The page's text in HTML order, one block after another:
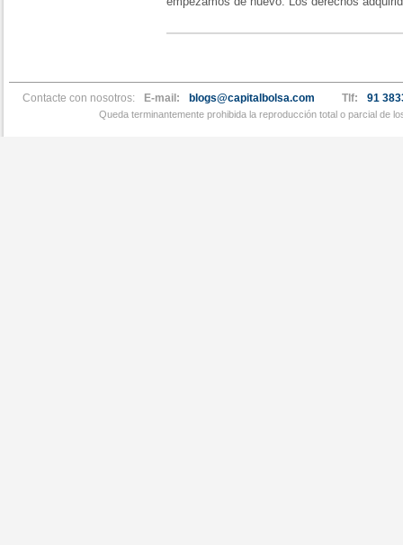
Contacte con nosotros: E-mail: blogs@capitalbolsa.com Tlf: 91
Queda terminantemente prohibida la reproducción total o parcial de